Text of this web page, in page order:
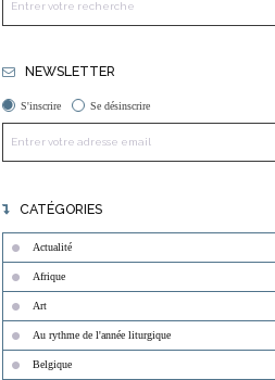
NEWSLETTER
S'inscrire Se désinscrire
CATÉGORIES
Actualité
Afrique
Art
Au rythme de l'année liturgique
Belgique